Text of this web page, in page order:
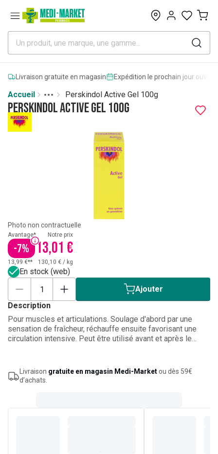
0
Livraison gratuite en magasin Expédition le prochain jour
Accueil
More
Toggle menu
Perskindol Active Gel 100g
Perskindol Active Gel 100g
Photo non contractuelle
Avantage*
-7%
Notre prix
13,01 €
13,99 €** 130,10 € / kg
En stock (web)
Ajouter
Description
Pour muscles et articulations. Soulage d'abord par une
sensation de fraîcheur, réchauffe ensuite favorisant une
circulation intensive. Peut être utilisé avant et après le
Livraison gratuite en magasin Medi-Marketou dès 59€
d’achats.